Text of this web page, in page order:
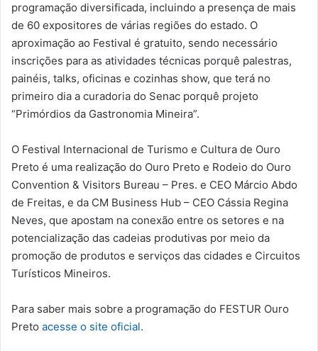
programação diversificada, incluindo a presença de mais
de 60 expositores de várias regiões do estado. O
aproximação ao Festival é gratuito, sendo necessário
inscrições para as atividades técnicas porquê palestras,
painéis, talks, oficinas e cozinhas show, que terá no
primeiro dia a curadoria do Senac porquê projeto
“Primórdios da Gastronomia Mineira”.
O Festival Internacional de Turismo e Cultura de Ouro
Preto é uma realização do Ouro Preto e Rodeio do Ouro
Convention & Visitors Bureau – Pres. e CEO Márcio Abdo
de Freitas, e da CM Business Hub – CEO Cássia Regina
Neves, que apostam na conexão entre os setores e na
potencialização das cadeias produtivas por meio da
promoção de produtos e serviços das cidades e Circuitos
Turísticos Mineiros.
Para saber mais sobre a programação do FESTUR Ouro
Preto acesse o site oficial.